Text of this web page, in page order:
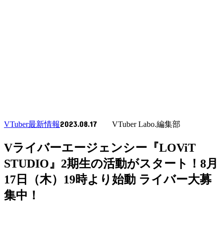
VTuber最新情報2023.08.17 VTuber Labo.編集部
Vライバーエージェンシー『LOViT
STUDIO』2期生の活動がスタート！8月
17日（木）19時より始動 ライバー大募
集中！